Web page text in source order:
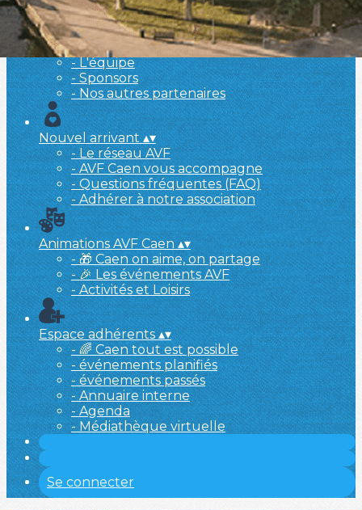
L'association▴▾
- L'association
- Brochure
- L'équipe
- Sponsors
- Nos autres partenaires
Nouvel arrivant▴▾
- Le réseau AVF
- AVF Caen vous accompagne
- Questions fréquentes (FAQ)
- Adhérer à notre association
Animations AVF Caen▴▾
- 🎁 Caen on aime, on partage
- 🎉 Les événements AVF
- Activités et Loisirs
Espace adhérents▴▾
- 🌈 Caen tout est possible
- événements planifiés
- événements passés
- Annuaire interne
- Agenda
- Médiathèque virtuelle
Se connecter